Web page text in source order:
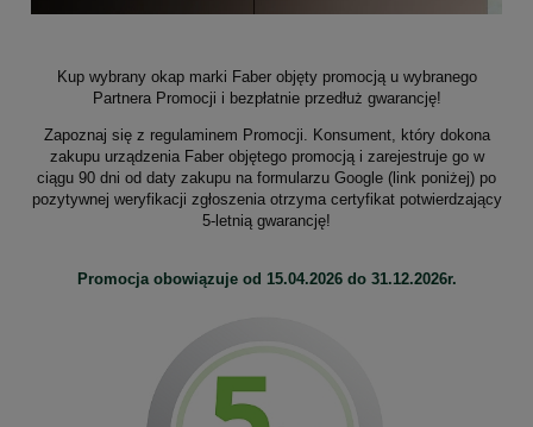
Kup wybrany okap marki Faber objęty promocją u wybranego
Partnera Promocji i bezpłatnie przedłuż gwarancję!
Zapoznaj się z regulaminem Promocji. Konsument, który dokona
zakupu urządzenia Faber objętego promocją i zarejestruje go w
ciągu 90 dni od daty zakupu na formularzu Google (link poniżej) po
pozytywnej weryfikacji zgłoszenia otrzyma certyfikat potwierdzający
5-letnią gwarancję!
Promocja obowiązuje od 15.04.2026 do 31.12.2026r.